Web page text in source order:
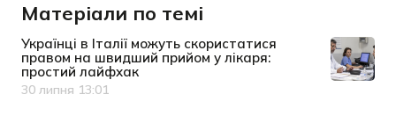
Матеріали по темі
Українці в Італії можуть скористатися
правом на швидший прийом у лікаря:
простий лайфхак
Дата публікації
30 липня 13:01